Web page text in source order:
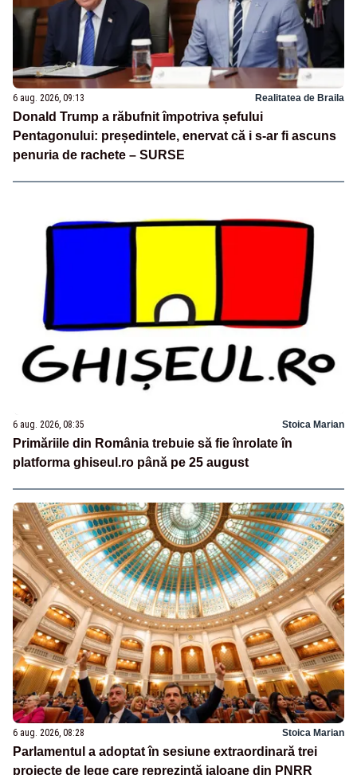
6 aug. 2026, 09:13 Realitatea de Braila
Donald Trump a răbufnit împotriva șefului
Pentagonului: președintele, enervat că i s-ar fi ascuns
penuria de rachete – SURSE
6 aug. 2026, 08:35 Stoica Marian
Primăriile din România trebuie să fie înrolate în
platforma ghiseul.ro până pe 25 august
6 aug. 2026, 08:28 Stoica Marian
Parlamentul a adoptat în sesiune extraordinară trei
proiecte de lege care reprezintă jaloane din PNRR